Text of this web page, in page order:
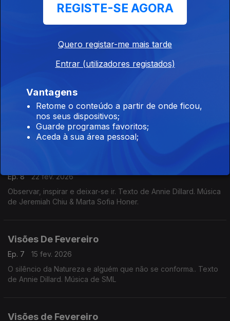
Entrementes
08 mar. 2026
Música de Adja.
01 mar. 2026
O Tempo, nós e a Música. Texto de Maria Popova e Rebecca
West. Música de Michael Garrick.
Ep. 8
22 fev. 2026
Observar, inspirar e deixar-se ir. Texto de Annie Dillard. Música
de Jeremiah Chiu & Marta Sofia Honer.
Visões De Fevereiro
Ep. 7
15 fev. 2026
O silêncio da Natureza e alguém que não se conforma.. Texto
de Annie Dillard. Música de SML
Visões de Fevereiro
REGISTE-SE AGORA
Quero registar-me mais tarde
Entrar (utilizadores registados)
Vantagens
Retome o conteúdo a partir de onde ficou,
nos seus dispositivos;
Guarde programas favoritos;
Aceda à sua área pessoal;